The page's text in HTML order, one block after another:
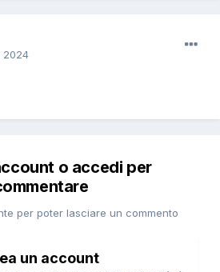
2024
o accedi per
per poter lasciare un commento
un account